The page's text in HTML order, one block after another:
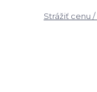
Strážiť cenu